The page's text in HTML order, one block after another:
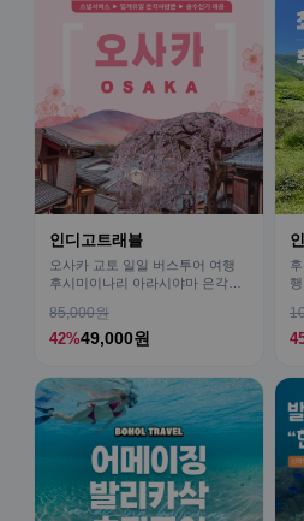
인디고트래블
오사카 교토 일일 버스투어 여행
후시미이나리 아라시야마 은각사
85,000원
42%49,000원